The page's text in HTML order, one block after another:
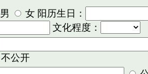
男
女 阳历生日：
文化程度：
不公开